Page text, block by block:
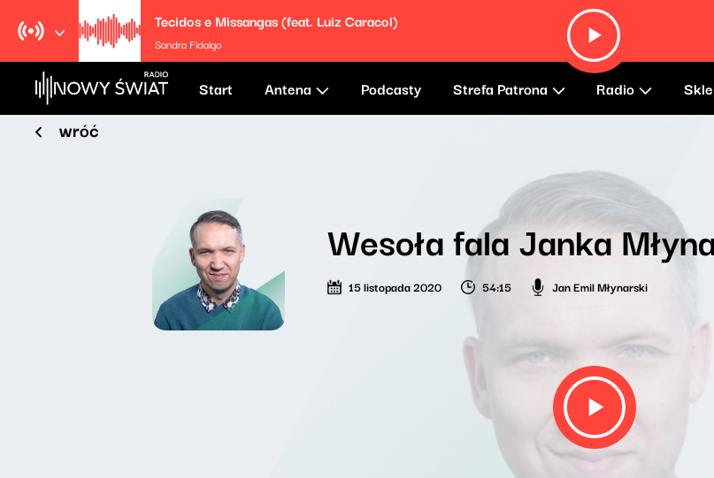
Tecidos e Missangas (feat. Luiz Caracol)
Sandra Fidalgo
Start Antena Podcasty Strefa Patrona Radio
wróć
Wesoła fala Janka
15 listopada 2020 54:15 Jan Emil Młynarski